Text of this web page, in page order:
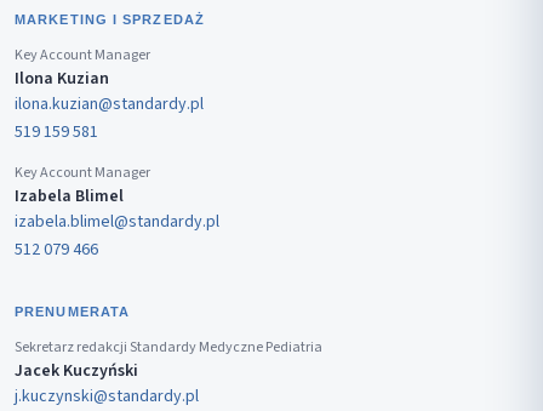
MARKETING I SPRZEDAŻ
Key Account Manager
Ilona Kuzian
ilona.kuzian@standardy.pl
519 159 581
Key Account Manager
Izabela Blimel
izabela.blimel@standardy.pl
512 079 466
PRENUMERATA
Sekretarz redakcji Standardy Medyczne Pediatria
Jacek Kuczyński
j.kuczynski@standardy.pl